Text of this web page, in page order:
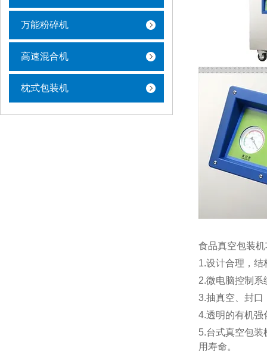
万能粉碎机
高速混合机
枕式包装机
食品真空包装
1.设计合理，结
2.微电脑控制系
3.抽真空、封口
4.透明的有机强
5.台式真空包
用寿命。